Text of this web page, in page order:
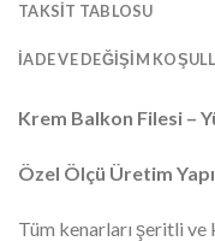
TAKSIT TABLOSU
İADE VE DEĞIŞIM
Krem Balkon Filesi –
Özel Ölçü Üretim
Tüm kenarları şeritli ve